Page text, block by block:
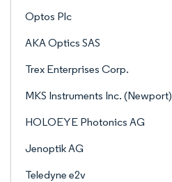
Optos Plc
AKA Optics SAS
Trex Enterprises Corp.
MKS Instruments Inc. (Newport)
HOLOEYE Photonics AG
Jenoptik AG
Teledyne e2v